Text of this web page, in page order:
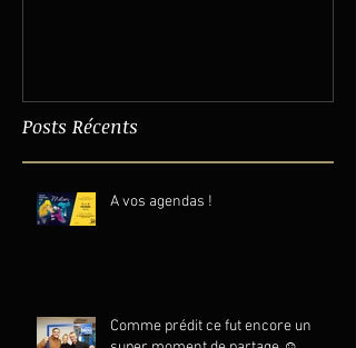
Posts Récents
A vos agendas !
Comme prédit ce fut encore un